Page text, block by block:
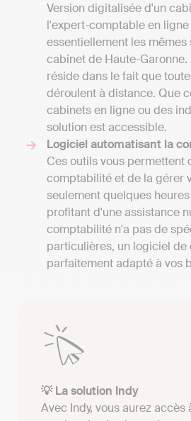
Version digitalisée d'un
l'expert-comptable en
essentiellement les mêmes
cabinet de Haute-
réside dans le fait que
déroulent à distance. Que
cabinets en ligne ou des
solution est accessible.
Logiciel automatisant la
Ces outils vous permettent
comptabilité et de la gérer
seulement quelques
profitant d'une assistance
comptabilité n'a pas de
particulières, un logiciel
parfaitement adapté à vos
💡 La solution Indy
Avec Indy, vous aurez accès